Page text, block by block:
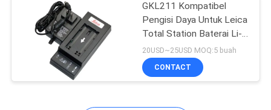
Adaptor Tribrach
GKL211 Kompatibel
Pengisi Daya Untuk Leica
Total Station Baterai Li-
ion GEB90 GEB211
GEB212 GEB221
20USD~25USD MOQ:5 buah
CONTACT